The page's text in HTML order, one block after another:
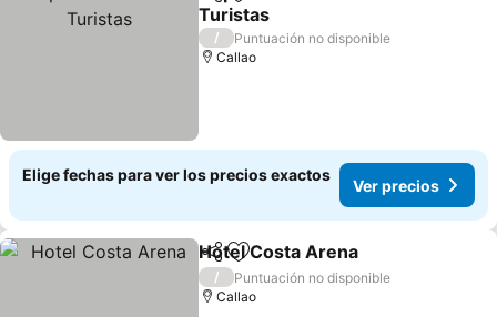
Turistas
/
Puntuación no disponible
Callao
Elige fechas para ver los precios exactos
Ver precios
CompartirAgregar a favoritos
Hotel Costa Arena
/
Puntuación no disponible
Callao